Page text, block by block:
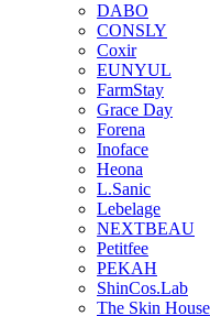
DABO
CONSLY
Coxir
EUNYUL
FarmStay
Grace Day
Forena
Inoface
Heona
L.Sanic
Lebelage
NEXTBEAU
Petitfee
PEKAH
ShinCos.Lab
The Skin House